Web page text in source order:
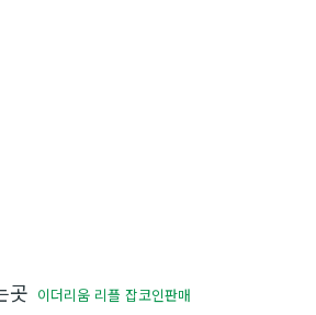
곳 이더리움 리플 잡코인판매